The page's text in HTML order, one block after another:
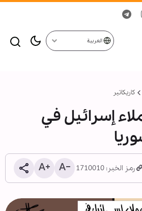
العربية
کاریکاتیر
إسرائيل في
رمز الخبر: 1710010